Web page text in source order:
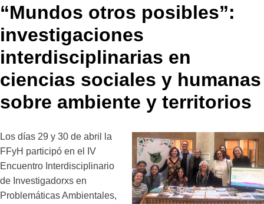
“Mundos otros posibles”:
investigaciones
interdisciplinarias en
ciencias sociales y humanas
sobre ambiente y territorios
Los días 29 y 30 de abril la
FFyH participó en el IV
Encuentro Interdisciplinario
de Investigadorxs en
Problemáticas Ambientales,